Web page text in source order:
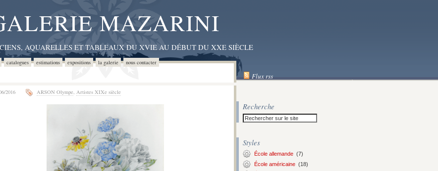
MAZARINI
AQUARELLES ET TABLEAUX DU XVIE AU DÉBUT DU XXE SIÈCLE
catalogues estimations expositions la galerie nous contacter
Flux rss
2016 ARSON Olympe, Artistes XIXe siècle
Recherche
Styles
École allemande (7)
École américaine (18)